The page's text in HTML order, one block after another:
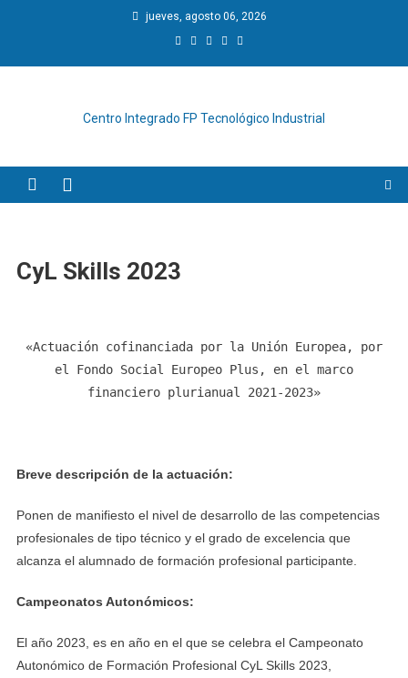
jueves, agosto 06, 2026
Centro Integrado FP Tecnológico Industrial
CyL Skills 2023
«Actuación cofinanciada por la Unión Europea, por
el Fondo Social Europeo Plus, en el marco
financiero plurianual 2021-2023»
Breve descripción de la actuación:
Ponen de manifiesto el nivel de desarrollo de las competencias
profesionales de tipo técnico y el grado de excelencia que
alcanza el alumnado de formación profesional participante.
Campeonatos Autonómicos:
El año 2023, es en año en el que se celebra el Campeonato
Autonómico de Formación Profesional CyL Skills 2023,